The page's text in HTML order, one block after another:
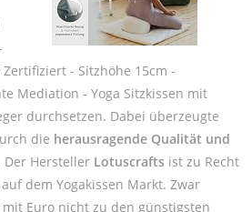
Zertifiziert - Sitzhöhe 15cm -
Mediation - Yoga Sitzkissen mit
durchsetzen. Dabei überzeugte
die herausragende Qualität und
Der Hersteller Lotuscrafts ist zu Recht
dem Yogakissen Markt. Zwar
Euro nicht zu den günstigsten